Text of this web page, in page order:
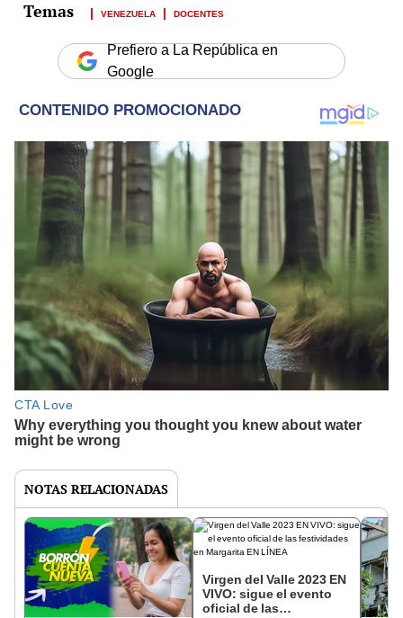
VENEZUELA DOCENTES
Prefiero a La República en
Google
NOTAS RELACIONADAS
Virgen del Valle 2023 EN
VIVO: sigue el evento
oficial de las